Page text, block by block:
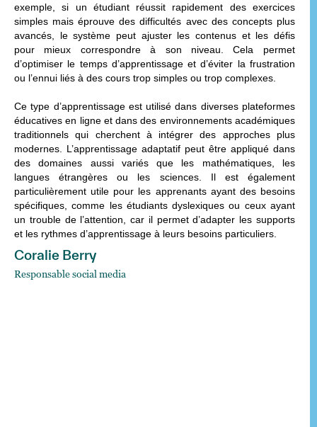
exemple, si un étudiant réussit rapidement des exercices
simples mais éprouve des difficultés avec des concepts plus
avancés, le système peut ajuster les contenus et les défis
pour mieux correspondre à son niveau. Cela permet
d’optimiser le temps d’apprentissage et d’éviter la frustration
ou l’ennui liés à des cours trop simples ou trop complexes.
Ce type d’apprentissage est utilisé dans diverses plateformes
éducatives en ligne et dans des environnements académiques
traditionnels qui cherchent à intégrer des approches plus
modernes. L’apprentissage adaptatif peut être appliqué dans
des domaines aussi variés que les mathématiques, les
langues étrangères ou les sciences. Il est également
particulièrement utile pour les apprenants ayant des besoins
spécifiques, comme les étudiants dyslexiques ou ceux ayant
un trouble de l’attention, car il permet d’adapter les supports
et les rythmes d’apprentissage à leurs besoins particuliers.
Coralie Berry
Responsable social media